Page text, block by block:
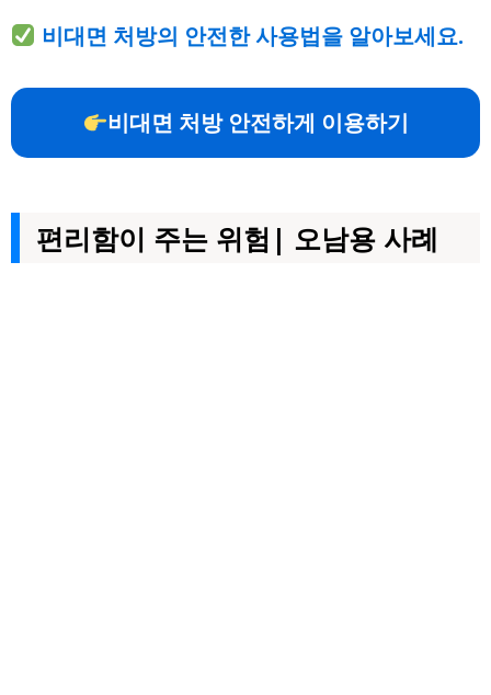
비대면 처방의 안전한 사용법을 알아보세요.
비대면 처방 안전하게 이용하기
편리함이 주는 위험| 오남용 사례